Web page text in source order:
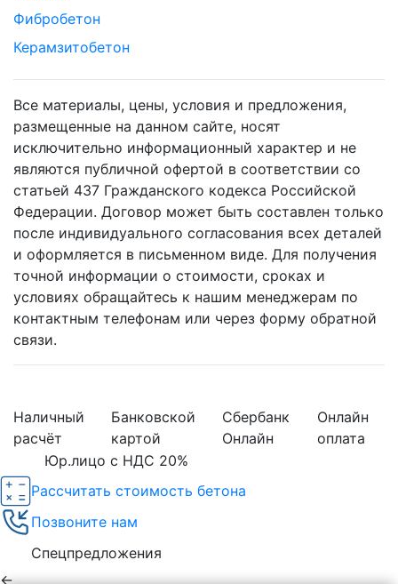
Фибробетон
Керамзитобетон
Все материалы, цены, условия и предложения,
размещенные на данном сайте, носят
исключительно информационный характер и не
являются публичной офертой в соответствии со
статьей 437 Гражданского кодекса Российской
Федерации. Договор может быть составлен только
после индивидуального согласования всех деталей
и оформляется в письменном виде. Для получения
точной информации о стоимости, сроках и
условиях обращайтесь к нашим менеджерам по
контактным телефонам или через форму обратной
связи.
Наличный
расчёт
Банковской
картой
Сбербанк
Онлайн
Онлайн
оплата
Юр.лицо с НДС 20%
Рассчитать стоимость бетона
Позвоните нам
Спецпредложения
←